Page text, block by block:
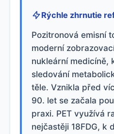
Rýchle zhrnutie
Pozitronová emisní
moderní
nukleární medicíně,
sledování
těle. Vznikla před
90. let se začala
praxi. PET využívá
nejčastěji 18FDG, k